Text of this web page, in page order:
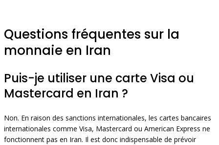
Questions fréquentes sur la
monnaie en Iran
Puis-je utiliser une carte Visa ou
Mastercard en Iran ?
Non. En raison des sanctions internationales, les cartes bancaires
internationales comme Visa, Mastercard ou American Express ne
fonctionnent pas en Iran. Il est donc indispensable de prévoir